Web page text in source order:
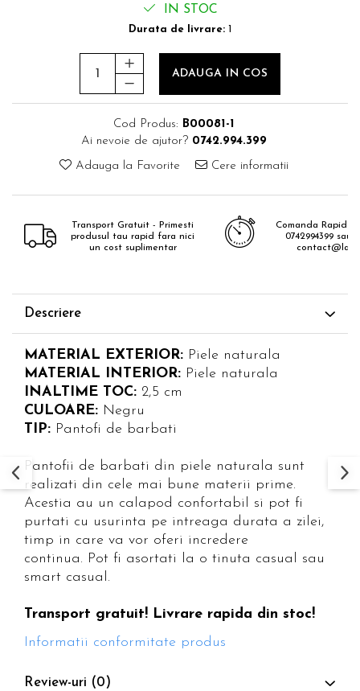
IN STOC
Durata de livrare: 1
ADAUGA IN COS
Cod Produs: B00081-1
Ai nevoie de ajutor? 0742.994.399
Adauga la Favorite Cere informatii
Transport Gratuit - Primesti
produsul tau rapid fara nici
un cost suplimentar
Comanda Rapid -
0742994399 sau
Descriere
MATERIAL EXTERIOR: Piele naturala
MATERIAL INTERIOR: Piele naturala
INALTIME TOC: 2,5 cm
CULOARE: Negru
TIP: Pantofi de barbati
Pantofii de barbati din piele naturala sunt
realizati din cele mai bune materii prime.
Acestia au un calapod confortabil si pot fi
purtati cu usurinta pe intreaga durata a zilei,
timp in care va vor oferi incredere
continua. Pot fi asortati la o tinuta casual sau
smart casual.
Transport gratuit! Livrare rapida din stoc!
Informatii conformitate produs
Review-uri (0)